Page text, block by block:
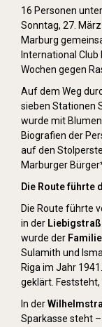
16 Personen
Sonntag, 27.
Marburg
International
Wochen gegen
Auf dem Weg
sieben Stationen
wurde mit
Biografien der
auf den
Marburger
Die Route führte
Die Route führte
in der
wurde der
Sulamith und
Riga im Jahr
geklärt.
In der
Sparkasse steht